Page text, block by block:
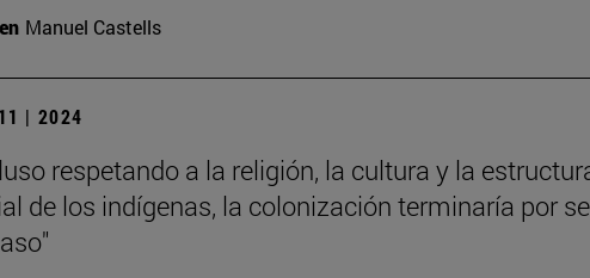
Manuel Castells
| 2024
respetando a la religión, la cultura y la
de los indígenas, la colonización terminaría por